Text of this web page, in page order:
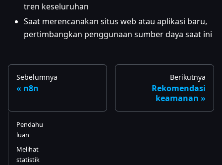
tren keseluruhan
Saat merencanakan situs web atau aplikasi baru,
pertimbangkan penggunaan sumber daya saat ini
Sebelumnya
n8n
Berikutnya
Rekomendasi
keamanan
Pendahu
luan
Melihat
statistik